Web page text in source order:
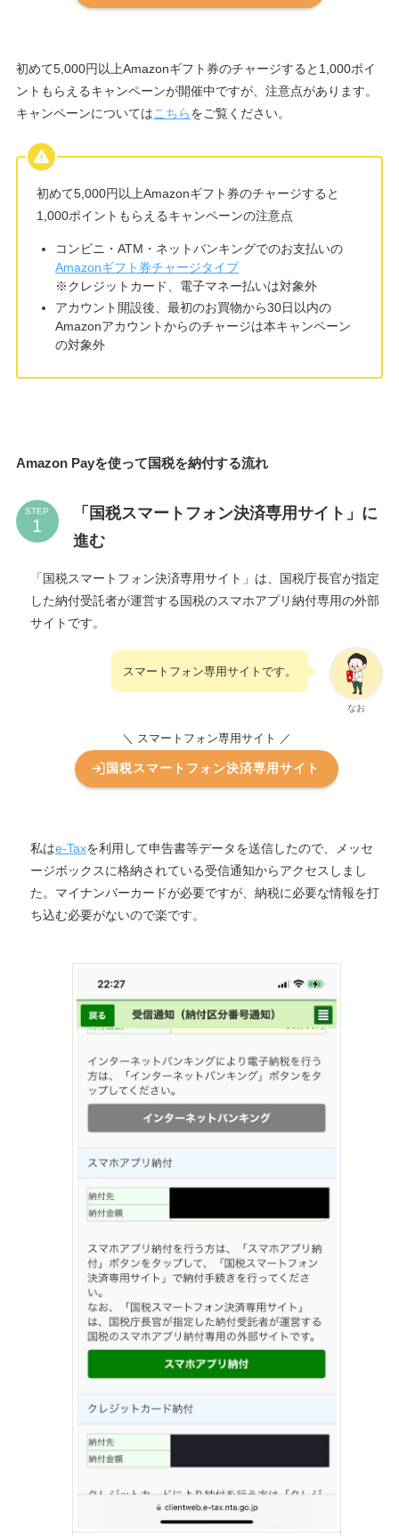
初めて5,000円以上Amazonギフト券のチャージすると1,000ポイ
ントもらえるキャンペーンが開催中ですが、注意点があります。
キャンペーンについてはこちらをご覧ください。
初めて5,000円以上Amazonギフト券のチャージすると
1,000ポイントもらえるキャンペーンの注意点
コンビニ・ATM・ネットバンキングでのお支払いの
Amazonギフト券チャージタイプ
※クレジットカード、電子マネー払いは対象外
アカウント開設後、最初のお買物から30日以内の
Amazonアカウントからのチャージは本キャンペーン
の対象外
Amazon Payを使って国税を納付する流れ
STEP
「国税スマートフォン決済専用サイト」に
進む
「国税スマートフォン決済専用サイト」は、国税庁長官が指定
した納付受託者が運営する国税のスマホアプリ納付専用の外部
サイトです。
なお
スマートフォン専用サイトです。
＼ スマートフォン専用サイト ／
国税スマートフォン決済専用サイト
私はe-Taxを利用して申告書等データを送信したので、メッセ
ージボックスに格納されている受信通知からアクセスしまし
た。マイナンバーカードが必要ですが、納税に必要な情報を打
ち込む必要がないので楽です。